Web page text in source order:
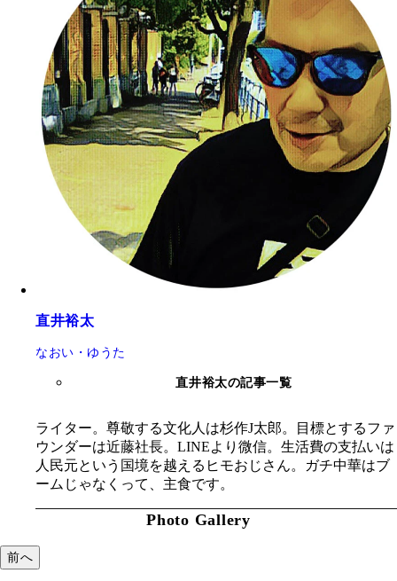
直井裕太
なおい・ゆうた
直井裕太の記事一覧
ライター。尊敬する文化人は杉作J太郎。目標とするファ
ウンダーは近藤社長。LINEより微信。生活費の支払いは
人民元という国境を越えるヒモおじさん。ガチ中華はブ
ームじゃなくって、主食です。
Photo Gallery
前へ